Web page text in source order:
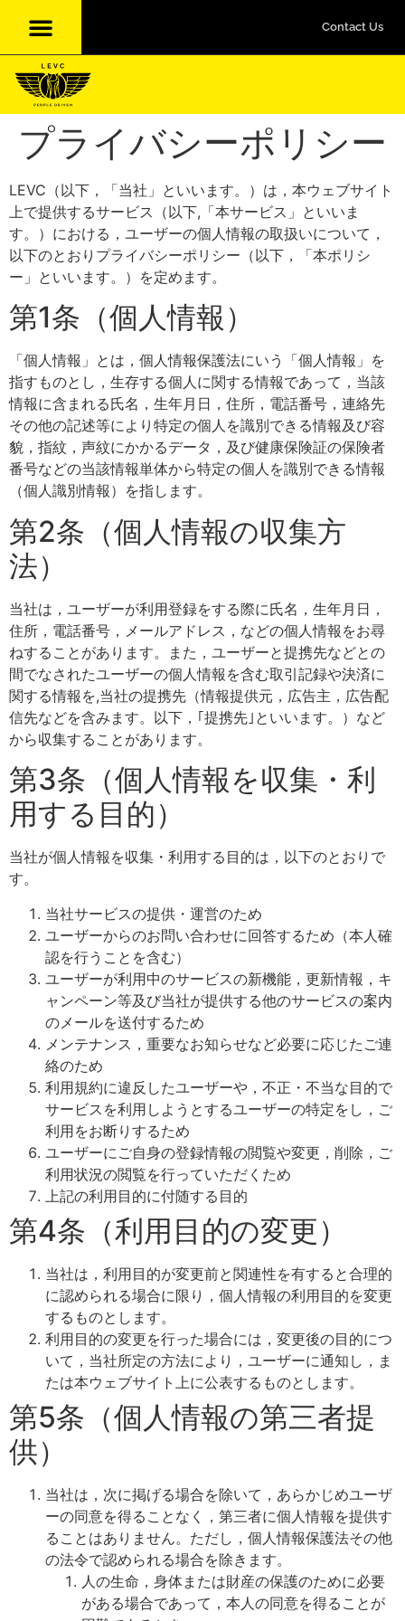
Contact Us
プライバシーポリシー
LEVC（以下，「当社」といいます。）は，本ウェブサイト
上で提供するサービス（以下,「本サービス」といいま
す。）における，ユーザーの個人情報の取扱いについて，
以下のとおりプライバシーポリシー（以下，「本ポリシ
ー」といいます。）を定めます。
第1条（個人情報）
「個人情報」とは，個人情報保護法にいう「個人情報」を
指すものとし，生存する個人に関する情報であって，当該
情報に含まれる氏名，生年月日，住所，電話番号，連絡先
その他の記述等により特定の個人を識別できる情報及び容
貌，指紋，声紋にかかるデータ，及び健康保険証の保険者
番号などの当該情報単体から特定の個人を識別できる情報
（個人識別情報）を指します。
第2条（個人情報の収集方
法）
当社は，ユーザーが利用登録をする際に氏名，生年月日，
住所，電話番号，メールアドレス，などの個人情報をお尋
ねすることがあります。また，ユーザーと提携先などとの
間でなされたユーザーの個人情報を含む取引記録や決済に
関する情報を,当社の提携先（情報提供元，広告主，広告配
信先などを含みます。以下，｢提携先｣といいます。）など
から収集することがあります。
第3条（個人情報を収集・利
用する目的）
当社が個人情報を収集・利用する目的は，以下のとおりで
す。
当社サービスの提供・運営のため
ユーザーからのお問い合わせに回答するため（本人確
認を行うことを含む）
ユーザーが利用中のサービスの新機能，更新情報，キ
ャンペーン等及び当社が提供する他のサービスの案内
のメールを送付するため
メンテナンス，重要なお知らせなど必要に応じたご連
絡のため
利用規約に違反したユーザーや，不正・不当な目的で
サービスを利用しようとするユーザーの特定をし，ご
利用をお断りするため
ユーザーにご自身の登録情報の閲覧や変更，削除，ご
利用状況の閲覧を行っていただくため
上記の利用目的に付随する目的
第4条（利用目的の変更）
当社は，利用目的が変更前と関連性を有すると合理的
に認められる場合に限り，個人情報の利用目的を変更
するものとします。
利用目的の変更を行った場合には，変更後の目的につ
いて，当社所定の方法により，ユーザーに通知し，ま
たは本ウェブサイト上に公表するものとします。
第5条（個人情報の第三者提
供）
当社は，次に掲げる場合を除いて，あらかじめユーザ
ーの同意を得ることなく，第三者に個人情報を提供す
ることはありません。ただし，個人情報保護法その他
の法令で認められる場合を除きます。
人の生命，身体または財産の保護のために必要
がある場合であって，本人の同意を得ることが